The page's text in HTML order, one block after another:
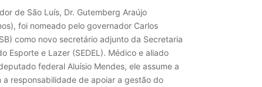
de São Luís, Dr. Gutemberg Araújo
foi nomeado pelo governador Carlos
como novo secretário adjunto da Secretaria
Esporte e Lazer (SEDEL). Médico e aliado
federal Aluísio Mendes, ele assume a
a responsabilidade de apoiar a gestão do